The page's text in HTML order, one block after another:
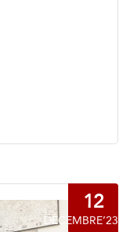
12
DÉCEMBRE’23